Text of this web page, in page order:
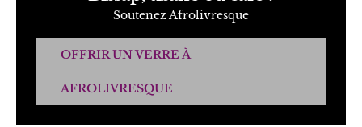
Soutenez Afrolivresque
OFFRIR UN VERRE À
AFROLIVRESQUE